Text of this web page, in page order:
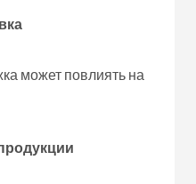
может повлиять на